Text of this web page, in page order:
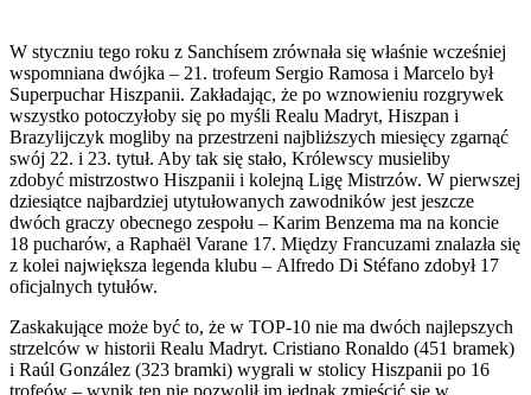
W styczniu tego roku z Sanchísem zrównała się właśnie wcześniej
wspomniana dwójka – 21. trofeum Sergio Ramosa i Marcelo był
Superpuchar Hiszpanii. Zakładając, że po wznowieniu rozgrywek
wszystko potoczyłoby się po myśli Realu Madryt, Hiszpan i
Brazylijczyk mogliby na przestrzeni najbliższych miesięcy zgarnąć
swój 22. i 23. tytuł. Aby tak się stało, Królewscy musieliby
zdobyć mistrzostwo Hiszpanii i kolejną Ligę Mistrzów. W pierwszej
dziesiątce najbardziej utytułowanych zawodników jest jeszcze
dwóch graczy obecnego zespołu – Karim Benzema ma na koncie
18 pucharów, a Raphaël Varane 17. Między Francuzami znalazła się
z kolei największa legenda klubu – Alfredo Di Stéfano zdobył 17
oficjalnych tytułów.
Zaskakujące może być to, że w TOP-10 nie ma dwóch najlepszych
strzelców w historii Realu Madryt. Cristiano Ronaldo (451 bramek)
i Raúl González (323 bramki) wygrali w stolicy Hiszpanii po 16
trofeów – wynik ten nie pozwolił im jednak zmieścić się w